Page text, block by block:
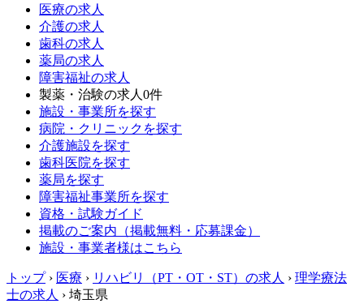
医療の求人
介護の求人
歯科の求人
薬局の求人
障害福祉の求人
製薬・治験の求人 0件
施設・事業所を探す
病院・クリニックを探す
介護施設を探す
歯科医院を探す
薬局を探す
障害福祉事業所を探す
資格・試験ガイド
掲載のご案内（掲載無料・応募課金）
施設・事業者様はこちら
トップ › 医療 › リハビリ（PT・OT・ST）の求人 › 理学療法
士の求人 › 埼玉県